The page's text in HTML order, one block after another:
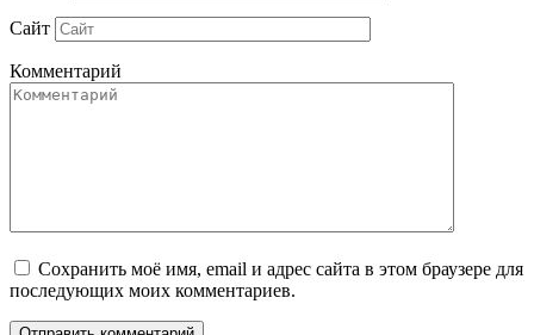
Сайт
Комментарий
Сохранить моё имя, email и адрес сайта в этом браузере для
последующих моих комментариев.